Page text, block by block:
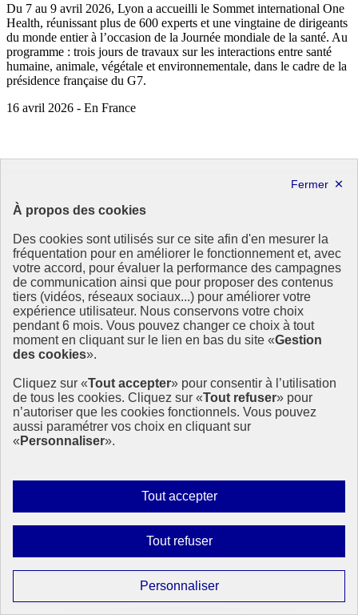
À propos des cookies
Des cookies sont utilisés sur ce site afin d'en mesurer la
fréquentation pour en améliorer le fonctionnement et, avec
votre accord, pour évaluer la performance des campagnes
de communication ainsi que pour proposer des contenus
tiers (vidéos, réseaux sociaux...) pour améliorer votre
expérience utilisateur. Nous conservons votre choix
pendant 6 mois. Vous pouvez changer ce choix à tout
moment en cliquant sur le lien en bas du site «Gestion
des cookies».
Cliquez sur «Tout accepter» pour consentir à l’utilisation
de tous les cookies. Cliquez sur «Tout refuser» pour
n’autoriser que les cookies fonctionnels. Vous pouvez
aussi paramétrer vos choix en cliquant sur
« Personnaliser».
Tout accepterAutoriser
tous
Tout refuserInterdire
tous
PersonnaliserParamétrer
les
Du 7 au 9 avril 2026, Lyon a accueilli le Sommet international One
Health, réunissant plus de 600 experts et une vingtaine de dirigeants
du monde entier à l’occasion de la Journée mondiale de la santé. Au
programme : trois jours de travaux sur les interactions entre santé
humaine, animale, végétale et environnementale, dans le cadre de la
présidence française du G7.
16 avril 2026 - En France
Un nouveau cap territorial pour le Comité 21
21 poursuit son développement avec un objectif clair : étendre son
action en outre-mer d’ici 2027 et accompagner la transition
écologique sur l’ensemble des territoires.
16 avril 2026 - En France